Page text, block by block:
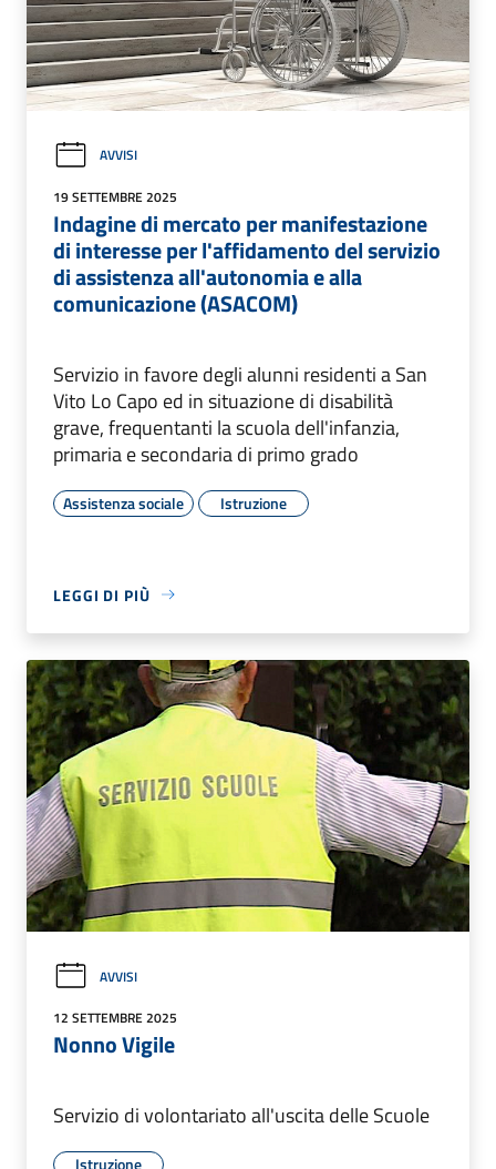
AVVISI
19 SETTEMBRE 2025
Indagine di mercato per manifestazione
di interesse per l'affidamento del servizio
di assistenza all'autonomia e alla
comunicazione (ASACOM)
Servizio in favore degli alunni residenti a San
Vito Lo Capo ed in situazione di disabilità
grave, frequentanti la scuola dell'infanzia,
primaria e secondaria di primo grado
Assistenza sociale Istruzione
LEGGI DI PIÙ
AVVISI
12 SETTEMBRE 2025
Nonno Vigile
Servizio di volontariato all'uscita delle Scuole
Istruzione